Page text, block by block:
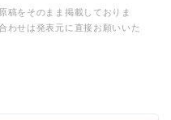
稿をそのまま掲載しておりま
わせは発表元に直接お願いいた